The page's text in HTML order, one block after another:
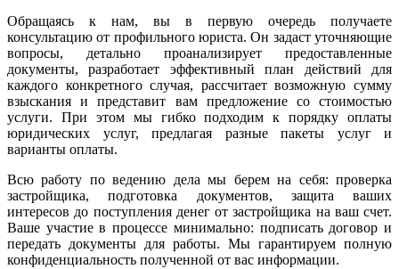
Обращаясь к нам, вы в первую очередь получаете
консультацию от профильного юриста. Он задаст уточняющие
вопросы, детально проанализирует предоставленные
документы, разработает эффективный план действий для
каждого конкретного случая, рассчитает возможную сумму
взыскания и представит вам предложение со стоимостью
услуги. При этом мы гибко подходим к порядку оплаты
юридических услуг, предлагая разные пакеты услуг и
варианты оплаты.
Всю работу по ведению дела мы берем на себя: проверка
застройщика, подготовка документов, защита ваших
интересов до поступления денег от застройщика на ваш счет.
Ваше участие в процессе минимально: подписать договор и
передать документы для работы. Мы гарантируем полную
конфиденциальность полученной от вас информации.